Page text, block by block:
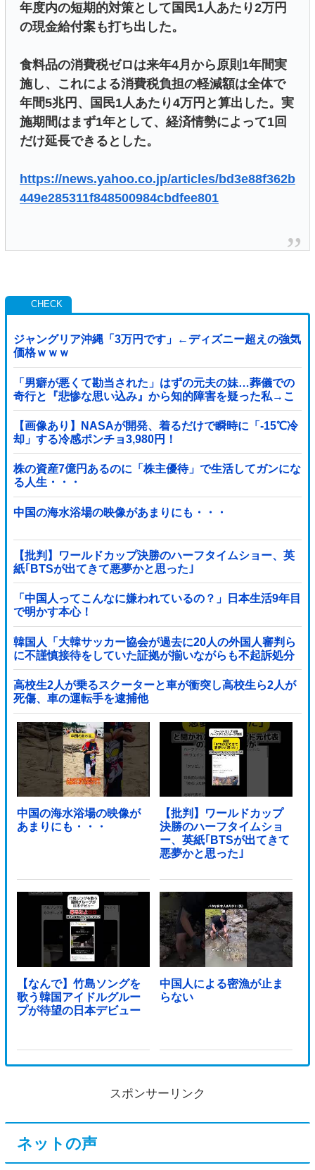
年度内の短期的対策として国民1人あたり2万円
の現金給付案も打ち出した。
食料品の消費税ゼロは来年4月から原則1年間実
施し、これによる消費税負担の軽減額は全体で
年間5兆円、国民1人あたり4万円と算出した。実
施期間はまず1年として、経済情勢によって1回
だけ延長できるとした。
https://news.yahoo.co.jp/articles/bd3e88f362b
449e285311f848500984cbdfee801
ジャングリア沖縄「3万円です」←ディズニー超えの強気
価格ｗｗｗ
「男癖が悪くて勘当された」はずの元夫の妹…葬儀での
奇行と『悲惨な思い込み』から知的障害を疑った私→こ
っそり病院へ誘導し行政保護させた話
【画像あり】NASAが開発、着るだけで瞬時に「-15℃冷
却」する冷感ポンチョ3,980円！
株の資産7億円あるのに「株主優待」で生活してガンにな
る人生・・・
中国の海水浴場の映像があまりにも・・・
【批判】ワールドカップ決勝のハーフタイムショー、英
紙｢BTSが出てきて悪夢かと思った｣
「中国人ってこんなに嫌われているの？」日本生活9年目
で明かす本心！
韓国人「大韓サッカー協会が過去に20人の外国人審判ら
に不謹慎接待をしていた証拠が揃いながらも不起訴処分
に成っていた事が明らかに‥」
高校生2人が乗るスクーターと車が衝突し高校生ら2人が
死傷、車の運転手を逮捕他
中国の海水浴場の映像が
あまりにも・・・
【批判】ワールドカップ
決勝のハーフタイムショ
ー、英紙｢BTSが出てきて
悪夢かと思った｣
【なんで】竹島ソングを
歌う韓国アイドルグルー
プが待望の日本デビュー
中国人による密漁が止ま
らない
スポンサーリンク
ネットの声